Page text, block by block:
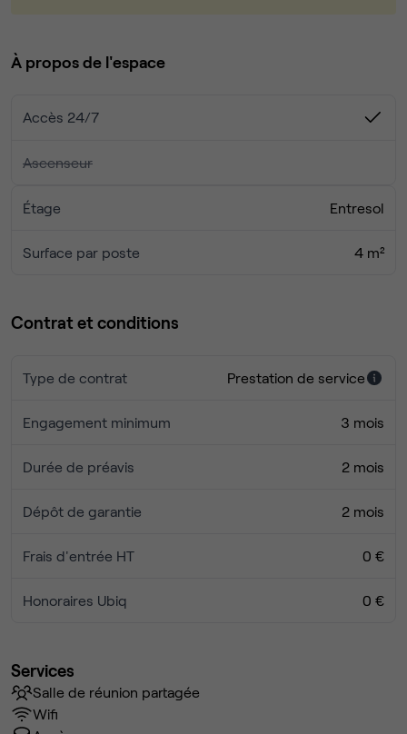
À propos de l'espace
Accès 24/7
Ascenseur
Étage Entresol
Surface par poste 4 m²
Contrat et conditions
Type de contrat Prestation de service
Engagement minimum 3 mois
Durée de préavis 2 mois
Dépôt de garantie 2 mois
Frais d'entrée HT 0 €
Honoraires Ubiq 0 €
Services
Salle de réunion partagée
Wifi